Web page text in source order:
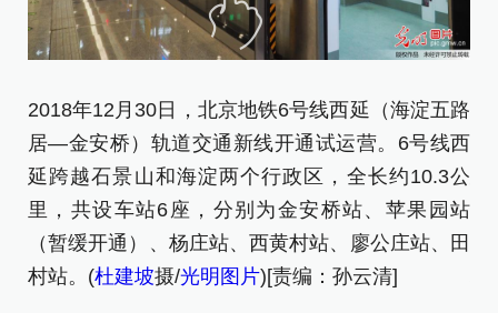
2018年12月30日，北京地铁6号线西延（海淀五路
居—金安桥）轨道交通新线开通试运营。6号线西
延跨越石景山和海淀两个行政区，全长约10.3公
里，共设车站6座，分别为金安桥站、苹果园站
（暂缓开通）、杨庄站、西黄村站、廖公庄站、田
村站。(杜建坡摄/光明图片)[责编：孙云清]